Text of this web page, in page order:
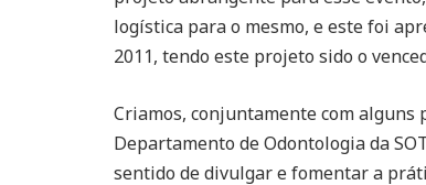
logística para o mesmo, e este foi
2011, tendo este projeto sido o
Criamos, conjuntamente com alguns
Departamento de Odontologia da
sentido de divulgar e fomentar a